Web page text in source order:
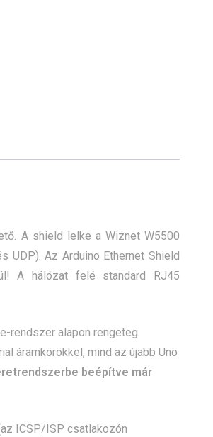
A shield lelke a Wiznet W5500
UDP). Az Arduino Ethernet Shield
A hálózat felé standard RJ45
rendszer alapon rengeteg
áramkörökkel, mind az újabb Uno
beépítve már
ICSP/ISP csatlakozón